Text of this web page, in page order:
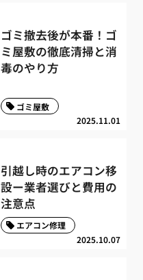
ゴミ撤去後が本番！ゴ
ミ屋敷の徹底清掃と消
毒のやり方
2025.11.01
ゴミ屋敷
引越し時のエアコン移
設ー業者選びと費用の
注意点
2025.10.07
エアコン修理